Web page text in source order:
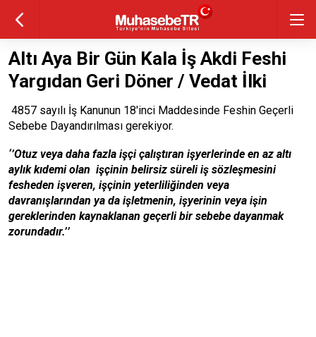
Altı Aya Bir Gün Kala İş Akdi Feshi
Yargıdan Geri Döner / Vedat İlki
4857 sayılı İş Kanunun 18'inci Maddesinde Feshin Geçerli
Sebebe Dayandırılması gerekiyor.
‘’Otuz veya daha fazla işçi çalıştıran işyerlerinde en az altı
aylık kıdemi olan işçinin belirsiz süreli iş sözleşmesini
fesheden işveren, işçinin yeterliliğinden veya
davranışlarından ya da işletmenin, işyerinin veya işin
gereklerinden kaynaklanan geçerli bir sebebe dayanmak
zorundadır.’’